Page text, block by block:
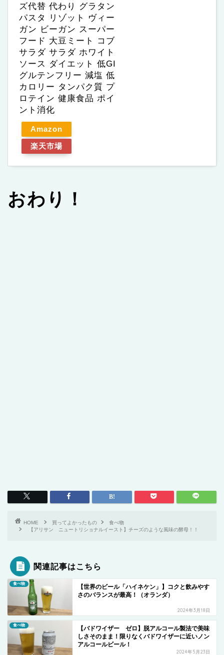
ズ代替 代わり グラタン
パスタ リゾット ヴィー
ガン ビーガン スーパー
フード 大豆ミート コブ
サラダ サラダ ホワイト
ソース ダイエット 低GI
グルテンフリー 減塩 低
カロリー タンパク質 プ
ロテイン 健康食品 ポイ
ント消化
Amazon
楽天市場
おわり！
HOME 買ってよかったもの
食べ物
【アリサン ニュートリショナルイースト】チーズのような風味の酵母！！
関連記事はこちら
食べ物
【世界のビール「ハイネケン」】コクと飲みやす
さのバランスが最高！（オランダ）
2024年3月18日
食べ物
【バドワイザー ゼロ】脱アルコール製法で美味
しさそのまま！限りなくバドワイザーに近いノン
アルコールビール！
2024年5月23日